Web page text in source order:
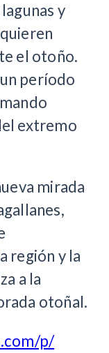
y
el otoño.
período
extremo
mirada
región y la
a la
otoñal.
p/